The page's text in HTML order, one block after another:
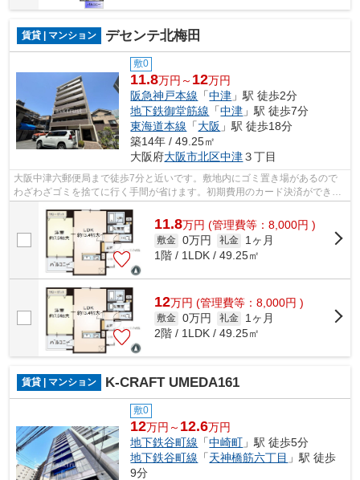
賃貸 | マンション デセンテ北梅田
敷0
11.8万円～ 12万円
阪急神戸本線 「中津 」駅 徒歩2分
地下鉄御堂筋線 「中津 」駅 徒歩7分
東海道本線 「大阪 」駅 徒歩18分
築14年 / 49.25㎡
大阪府大阪市北区中津３丁目
大阪中津六郵便局まで徒歩7分と近いです。敷地内にゴミ置き場があるので
わざわざゴミを捨てに行く手間が省けます。初期費用のカード決済ができま
す。駐車場は物件から約400mです。物件...
11.8万円 (管理費等：8,000円 )
敷金 0万円 礼金
1ヶ月
1階 / 1LDK / 49.25㎡
12万円 (管理費等：8,000円 )
敷金 0万円 礼金
1ヶ月
2階 / 1LDK / 49.25㎡
賃貸 | マンション K-CRAFT UMEDA161
敷0
12万円～ 12.6万円
地下鉄谷町線 「中崎町 」駅 徒歩5分
地下鉄谷町線 「天神橋筋六丁目 」駅 徒歩
9分